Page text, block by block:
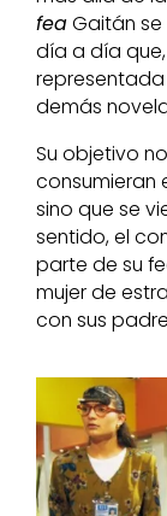
feaGaitán se
día a día
demás
Su objetivo
consumieran
sino que se
sentido, el
parte de su
mujer de
con sus